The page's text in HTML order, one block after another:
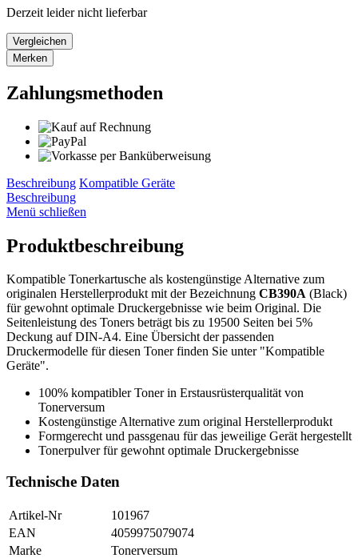
Derzeit leider nicht lieferbar
Vergleichen
Merken
Zahlungsmethoden
Beschreibung Kompatible Geräte
Beschreibung
Menü schließen
Produktbeschreibung
Kompatible Tonerkartusche als kostengünstige Alternative zum
originalen Herstellerprodukt mit der Bezeichnung CB390A (Black)
für gewohnt optimale Druckergebnisse wie beim Original. Die
Seitenleistung des Toners beträgt bis zu 19500 Seiten bei 5%
Deckung auf DIN-A4. Eine Übersicht der passenden
Druckermodelle für diesen Toner finden Sie unter "Kompatible
Geräte".
100% kompatibler Toner in Erstausrüsterqualität von
Tonerversum
Kostengünstige Alternative zum original Herstellerprodukt
Formgerecht und passgenau für das jeweilige Gerät hergestellt
Tonerpulver für gewohnt optimale Druckergebnisse
Technische Daten
Artikel-Nr
101967
EAN
4059975079074
Marke
Tonerversum